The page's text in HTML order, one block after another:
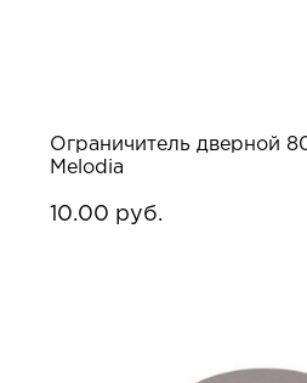
Ограничитель дверной
Melodia
10.00 руб.